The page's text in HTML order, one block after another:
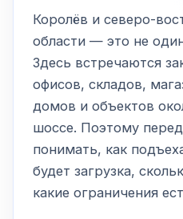
Королёв и северо-
области — это не
Здесь встречаются
офисов, складов,
домов и объектов
шоссе. Поэтому
понимать, как
будет загрузка,
какие ограничения